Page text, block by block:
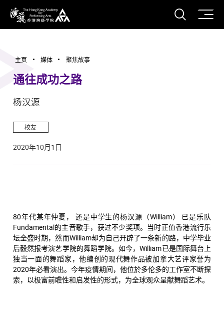
香港演艺学院
打开
主页 媒体 聚焦故事
通往成功之路
杨汉源
校友
2020年10月1日
80年代某年仲夏， 还是中学生的杨汉源（William） 已是乐队
Fundamental的主音歌手，获过不少奖项。当时正值香港流行乐
坛全盛时期，然而William却为自己开辟了一条新的路，中学毕业
后毅然报考演艺学院的舞蹈学院。如今，William已是国际舞台上
独当一面的舞蹈家，他编创的现代舞作品被加拿大艺评家誉为
2020年必看演出。今年疫情期间，他位於多伦多的工作室不断探
索，以极富前瞻性和启发性的形式，为全球观众呈献舞蹈艺术。